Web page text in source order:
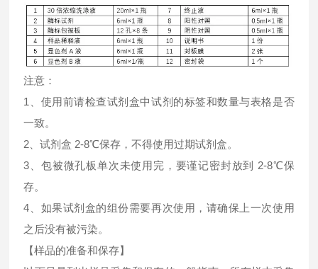
注意：
1、使用前请检查试剂盒中试剂的标签和数量与表格是否
一致。
2、试剂盒 2-8℃保存，不得使用过期试剂盒。
3、包被微孔板单次未使用完，要谨记密封放到 2-8℃保
存。
4、如果试剂盒的组份需要再次使用，请确保上一次使用
之后没有被污染。
【样品的准备和保存】